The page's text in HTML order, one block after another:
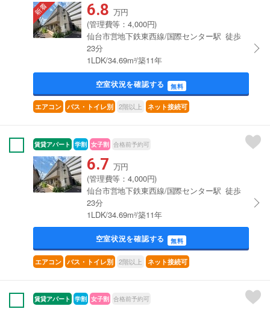
6.8 万円
(管理費等：4,000円)
仙台市営地下鉄東西線/国際センター駅 徒歩
23分
1LDK/34.69m²/築11年
空室状況を確認する 無料
エアコン バス・トイレ別 2階以上 ネット接続可
賃貸アパート 学割 女子割 合格前予約可
6.7 万円
(管理費等：4,000円)
仙台市営地下鉄東西線/国際センター駅 徒歩
23分
1LDK/34.69m²/築11年
空室状況を確認する 無料
エアコン バス・トイレ別 2階以上 ネット接続可
賃貸アパート 学割 女子割 合格前予約可